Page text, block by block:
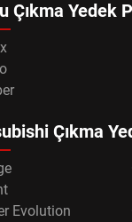
Çıkma Yedek
Çıkma
Evolution